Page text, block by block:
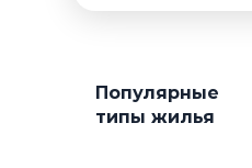
Популярные
типы жилья